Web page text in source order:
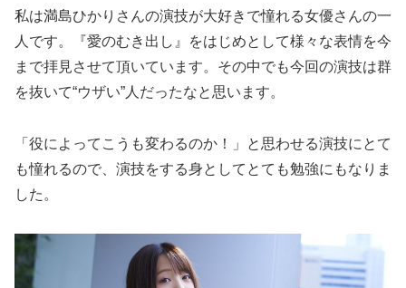
私は満島ひかりさんの演技が大好きで憧れる女優さんの一
人です。『愛のむき出し』をはじめとして様々な表情を今
まで拝見させて頂いています。その中でも今回の演技は群
を抜いて“ウザい”人だったなと思います。
「役によってこうも変わるのか！」と思わせる演技にとて
も憧れるので、演技をする身としてとても勉強にもなりま
した。